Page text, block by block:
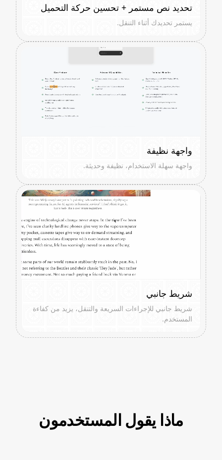
تحديد نص مستمر + تحسين حركة التحميل
يستمر تحديدك أثناء التنقل.
واجهة نظيفة
واجهة سهلة الاستخدام، نظيفة وحديثة.
شريط جانبي
شريط جانبي للإجراءات السريعة والتنقل، يزيد من كفاءة
المستخدم.
ماذا يقول المستخدمون